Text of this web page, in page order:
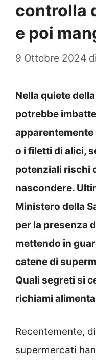
controlla
e poi
9 Ottobre 2024
Nella quiete
potrebbe
o i filetti di alici,
potenziali rischi
nascondere.
Ministero della
per la presenza
mettendo in
catene di
Quali segreti si
richiami
Recentemente,
supermercati